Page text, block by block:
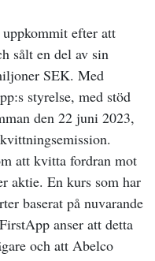
efter att
sålt en del av sin
SEK. Med
styrelse, med stöd
den 22 juni 2023,
att kvitta fordran mot
aktie. En kurs som har
baserat på nuvarande
anser att detta
och att Abelco